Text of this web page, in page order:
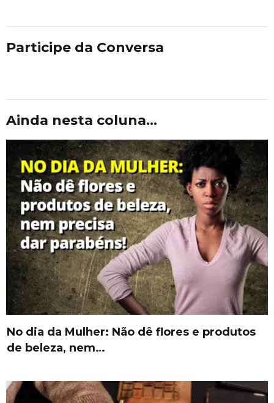
Participe da Conversa
Ainda nesta coluna...
No dia da Mulher: Não dê flores e produtos
de beleza, nem…